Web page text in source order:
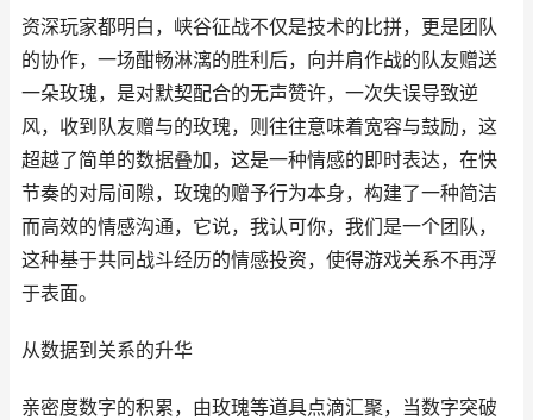
资深玩家都明白，峡谷征战不仅是技术的比拼，更是团队
的协作，一场酣畅淋漓的胜利后，向并肩作战的队友赠送
一朵玫瑰，是对默契配合的无声赞许，一次失误导致逆
风，收到队友赠与的玫瑰，则往往意味着宽容与鼓励，这
超越了简单的数据叠加，这是一种情感的即时表达，在快
节奏的对局间隙，玫瑰的赠予行为本身，构建了一种简洁
而高效的情感沟通，它说，我认可你，我们是一个团队，
这种基于共同战斗经历的情感投资，使得游戏关系不再浮
于表面。
从数据到关系的升华
亲密度数字的积累，由玫瑰等道具点滴汇聚，当数字突破